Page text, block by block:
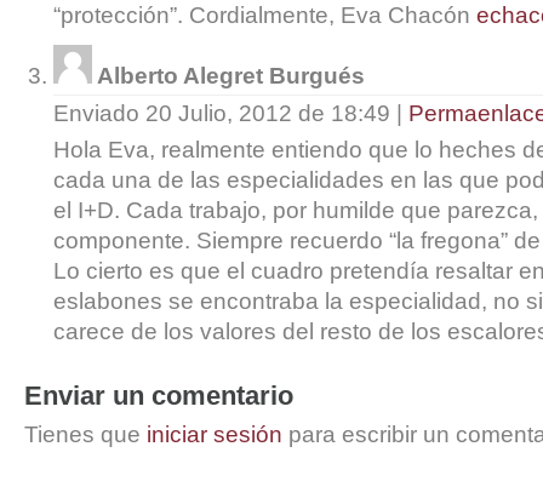
“protección”. Cordialmente, Eva Chacón
Alberto Alegret Burgués
Enviado 20 Julio, 2012 de 18:49 |
Hola Eva, realmente entiendo que lo heches
cada una de las especialidades en las que
el I+D. Cada trabajo, por humilde que
componente. Siempre recuerdo “la fregona”
Lo cierto es que el cuadro pretendía resaltar
eslabones se encontraba la especialidad, no
carece de los valores del resto de los
Enviar un comentario
Tienes que iniciar sesión para escribir un